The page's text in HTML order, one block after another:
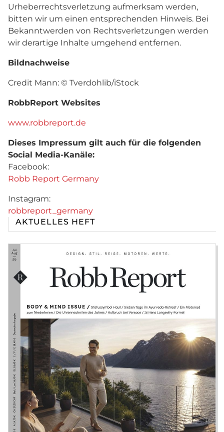
AKTUELLES HEFT
Urheberrechtsverletzung aufmerksam werden,
bitten wir um einen entsprechenden Hinweis. Bei
Bekanntwerden von Rechtsverletzungen werden
wir derartige Inhalte umgehend entfernen.
Bildnachweise
Credit Mann: © Tverdohlib/iStock
RobbReport Websites
www.robbreport.de
Dieses Impressum gilt auch für die folgenden
Social Media-Kanäle:
Facebook:
Robb Report Germany
Instagram:
robbreport_germany